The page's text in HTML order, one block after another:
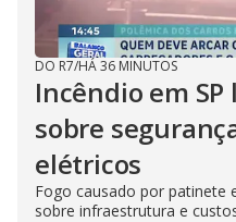
DO R7/HÁ 36 MINUTOS
Incêndio em
sobre
elétricos
Fogo causado por patinete
sobre infraestrutura e